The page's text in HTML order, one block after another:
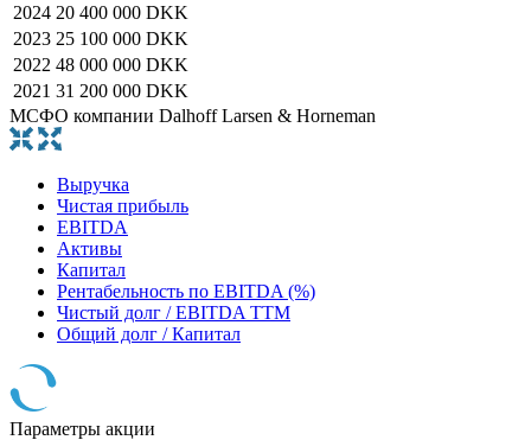
2024 20 400 000 DKK
2023 25 100 000 DKK
2022 48 000 000 DKK
2021 31 200 000 DKK
МСФО компании Dalhoff Larsen & Horneman
Выручка
Чистая прибыль
EBITDA
Активы
Капитал
Рентабельность по EBITDA (%)
Чистый долг / EBITDA TTM
Общий долг / Капитал
Параметры акции